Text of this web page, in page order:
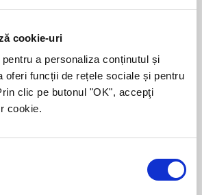
cookie-uri
a personaliza conținutul și
oferi funcții de rețele sociale și pentru
clic pe butonul "OK", accepţi
cookie.
legate de dezvoltarea si
15.10 – 15.11.2010
de aceste
acum legătura cu un
telefonic la 0259 479
la office@romcom.ro sau